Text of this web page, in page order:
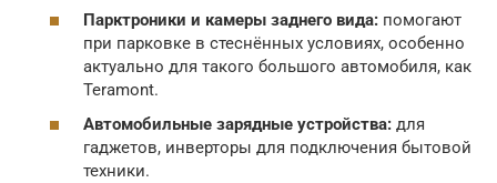
Парктроники и камеры заднего вида: помогают
при парковке в стеснённых условиях, особенно
актуально для такого большого автомобиля, как
Teramont.
Автомобильные зарядные устройства: для
гаджетов, инверторы для подключения бытовой
техники.